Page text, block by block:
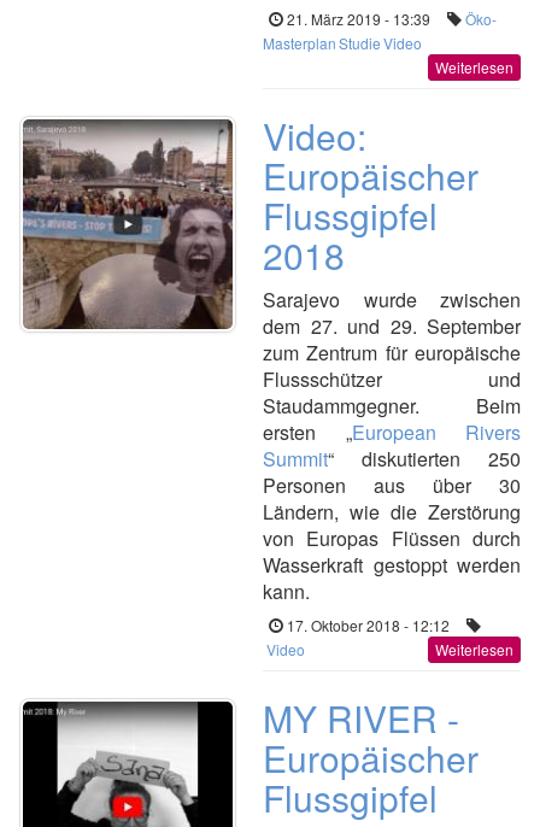
21. März 2019 - 13:39
Öko-
MasterplanStudieVideo
Weiterlesen
Video:
Europäischer
Flussgipfel
2018
Sarajevo wurde zwischen
dem 27. und 29. September
zum Zentrum für europäische
Flussschützer und
Staudammgegner. Beim
ersten „European Rivers
Summit“ diskutierten 250
Personen aus über 30
Ländern, wie die Zerstörung
von Europas Flüssen durch
Wasserkraft gestoppt werden
kann.
17. Oktober 2018 - 12:12
Video
Weiterlesen
MY RIVER -
Europäischer
Flussgipfel